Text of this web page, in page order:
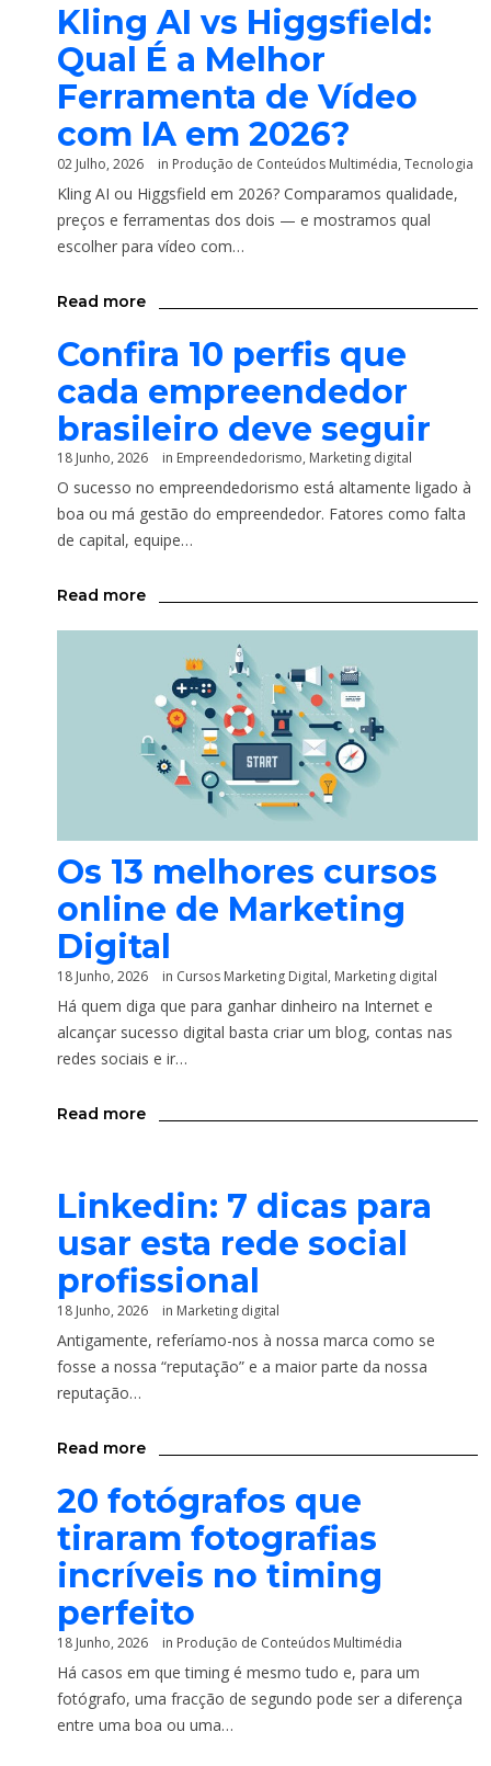
Kling AI vs Higgsfield:
Qual É a Melhor
Ferramenta de Vídeo
com IA em 2026?
02 Julho, 2026 in Produção de Conteúdos Multimédia, Tecnologia
Kling AI ou Higgsfield em 2026? Comparamos qualidade,
preços e ferramentas dos dois — e mostramos qual
escolher para vídeo com…
Read more
Confira 10 perfis que
cada empreendedor
brasileiro deve seguir
18 Junho, 2026 in Empreendedorismo, Marketing digital
O sucesso no empreendedorismo está altamente ligado à
boa ou má gestão do empreendedor. Fatores como falta
de capital, equipe…
Read more
Os 13 melhores cursos
online de Marketing
Digital
18 Junho, 2026 in Cursos Marketing Digital, Marketing digital
Há quem diga que para ganhar dinheiro na Internet e
alcançar sucesso digital basta criar um blog, contas nas
redes sociais e ir…
Read more
Linkedin: 7 dicas para
usar esta rede social
profissional
18 Junho, 2026 in Marketing digital
Antigamente, referíamo-nos à nossa marca como se
fosse a nossa “reputação” e a maior parte da nossa
reputação…
Read more
20 fotógrafos que
tiraram fotografias
incríveis no timing
perfeito
18 Junho, 2026 in Produção de Conteúdos Multimédia
Há casos em que timing é mesmo tudo e, para um
fotógrafo, uma fracção de segundo pode ser a diferença
entre uma boa ou uma…